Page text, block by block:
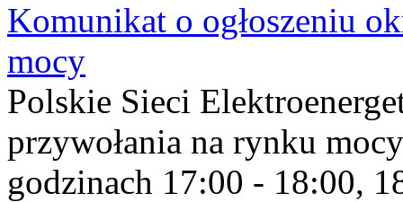
Komunikat o ogłoszeniu
mocy
Polskie Sieci
przywołania na rynku
godzinach 17:00 - 18:00,